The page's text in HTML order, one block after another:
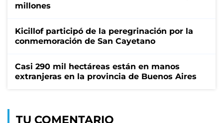
millones
Kicillof participó de la peregrinación por la
conmemoración de San Cayetano
Casi 290 mil hectáreas están en manos
extranjeras en la provincia de Buenos Aires
TU COMENTARIO